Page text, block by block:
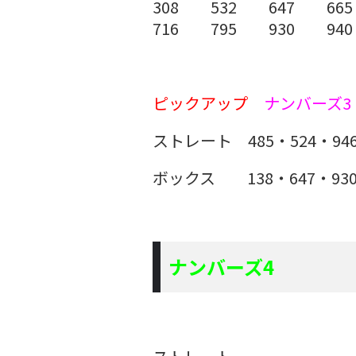
308 532 647 665
716 795 930 940
ピックアップ
ナンバーズ3
ストレート 485・524・
ボックス 138・647・
ナンバーズ4